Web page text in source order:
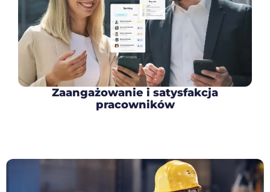
Zaangażowanie i satysfakcja
pracowników